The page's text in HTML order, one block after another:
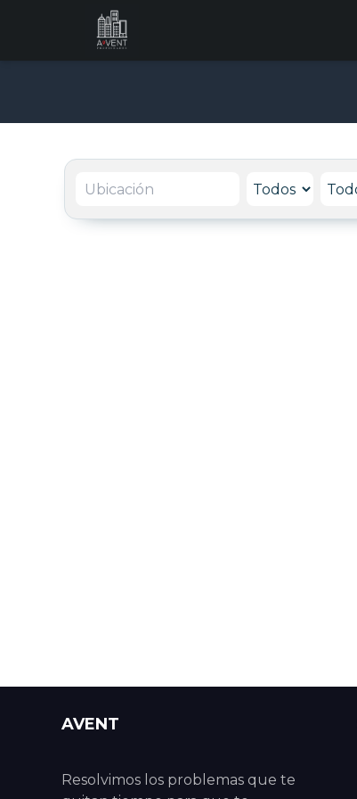
AVENT
Resolvimos los problemas que te